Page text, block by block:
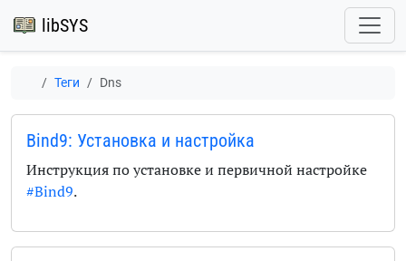
libSYS
Теги Dns
Bind9: Установка и настройка
Инструкция по установке и первичной настройке
#Bind9.